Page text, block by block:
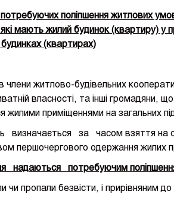
поліпшення житлових
мають жилий будинок (квартиру) у
(квартирах)
житлово-будівельних
власності, та інші громадяни,
приміщеннями на загальних
визначається за часом взяття на
першочергового одержання жилих
потребуючим поліпшення
чи пропали безвісти, і прирівняним